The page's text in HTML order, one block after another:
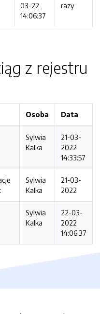
03-22
14:06:37
razy
z rejestru
Osoba Data
Sylwia
Kalka
21-03-
2022
14:33:57
Sylwia
Kalka
21-03-
2022
Sylwia
Kalka
22-03-
2022
14:06:37